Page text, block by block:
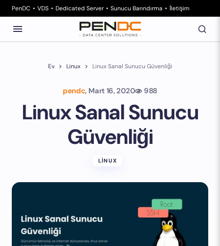
PenDC VDS Dedicated Server Sunucu Barındırma İletişim
Ev Linux Linux Sanal Sunucu Güvenliği
pendc, Mart 16, 2020 988
Linux Sanal Sunucu
Güvenliği
LINUX